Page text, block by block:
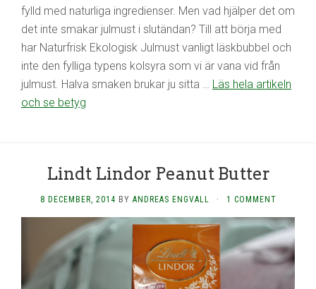
fylld med naturliga ingredienser. Men vad hjälper det om
det inte smakar julmust i slutändan? Till att börja med
har Naturfrisk Ekologisk Julmust vanligt läskbubbel och
inte den fylliga typens kolsyra som vi är vana vid från
julmust. Halva smaken brukar ju sitta … Läs hela artikeln
och se betyg
Lindt Lindor Peanut Butter
8 DECEMBER, 2014 BY ANDREAS ENGVALL · 1 COMMENT